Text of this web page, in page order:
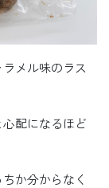
メル味のラス
配になるほど
か分からなく